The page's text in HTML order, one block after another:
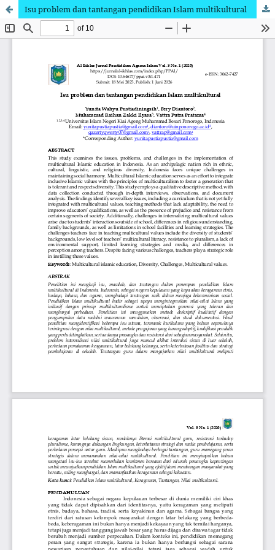
Isu problem dan tantangan pendidikan Islam multikultural